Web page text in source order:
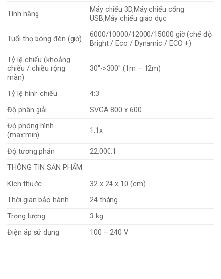
Tính năng
Máy chiếu 3D,Máy chiếu cổng
USB,Máy chiếu giáo dục
Tuổi thọ bóng đèn (giờ)
6000/10000/12000/15000 giờ (chế độ
Bright / Eco / Dynamic / ECO +)
Tỷ lệ chiếu (khoảng
chiếu / chiều rộng
màn)
30″->300″ (1m – 12m)
Tỷ lệ hình chiếu
4:3
Độ phân giải
SVGA 800 x 600
Độ phóng hình
(max:min)
1.1x
Độ tương phản
22.000:1
THÔNG TIN SẢN PHẨM
Kích thước
32 x 24 x 10 (cm)
Thời gian bảo hành
24 tháng
Trọng lượng
3 kg
Điện áp sử dụng
100 – 240 V